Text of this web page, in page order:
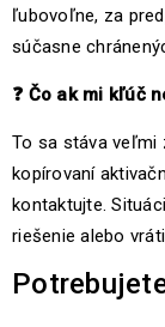
ľubovoľne, za
súčasne
❓ Čo ak mi kľúč
To sa stáva veľmi
kopírovaní
kontaktujte.
riešenie alebo